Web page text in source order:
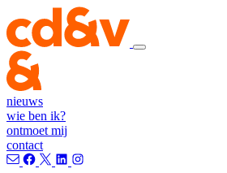
nieuws
wie ben ik?
ontmoet mij
contact